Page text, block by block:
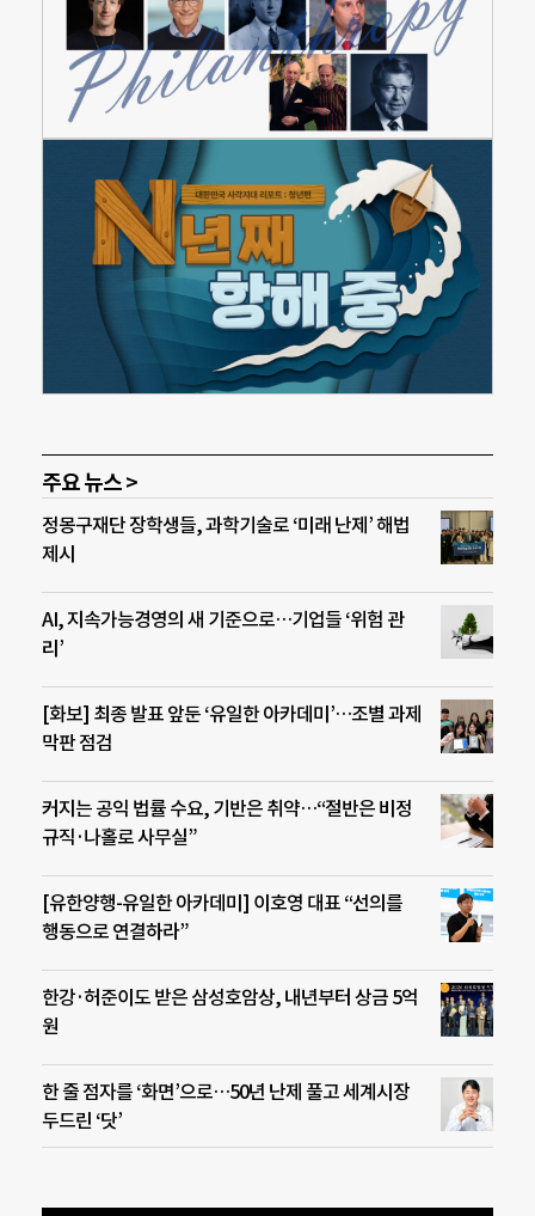
주요 뉴스 >
정몽구재단 장학생들, 과학기술로 ‘미래 난제’ 해법
제시
AI, 지속가능경영의 새 기준으로…기업들 ‘위험 관
리’
[화보] 최종 발표 앞둔 ‘유일한 아카데미’…조별 과제
막판 점검
커지는 공익 법률 수요, 기반은 취약…“절반은 비정
규직·나홀로 사무실”
[유한양행-유일한 아카데미] 이호영 대표 “선의를
행동으로 연결하라”
한강·허준이도 받은 삼성호암상, 내년부터 상금 5억
원
한 줄 점자를 ‘화면’으로…50년 난제 풀고 세계시장
두드린 ‘닷’